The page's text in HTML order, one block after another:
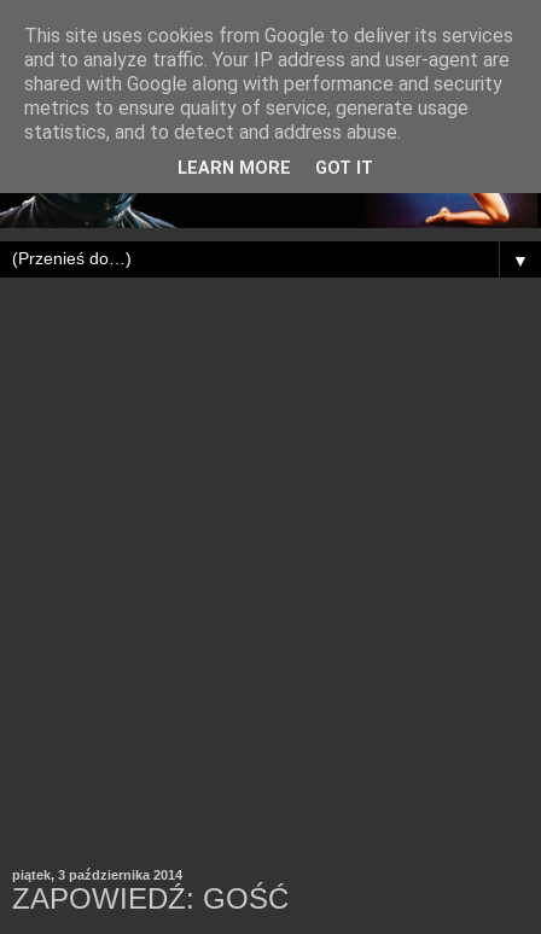
▼
piątek, 3 października 2014
ZAPOWIEDŹ: GOŚĆ
This site uses cookies from Google to deliver its services
and to analyze traffic. Your IP address and user-agent are
shared with Google along with performance and security
metrics to ensure quality of service, generate usage
statistics, and to detect and address abuse.
LEARN MORE GOT IT